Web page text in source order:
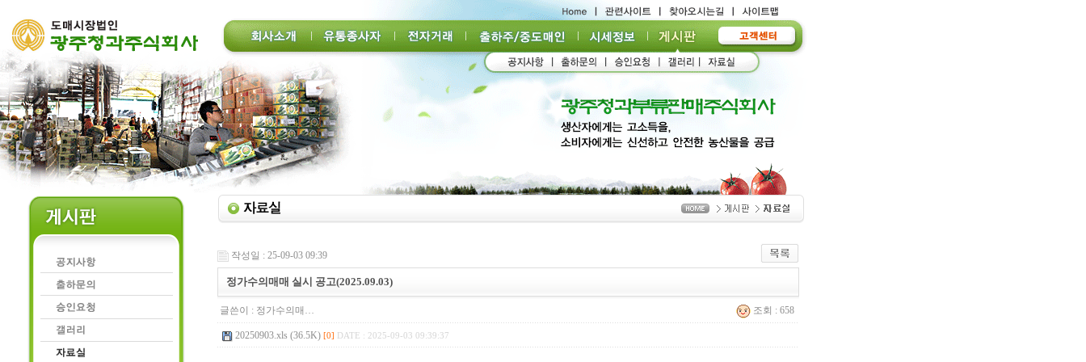
작성일 : 25-09-03 09:39
정가수의매매 실시 공고(2025.09.03)
글쓴이 : 정가수의매… 조회 : 658
20250903.xls (36.5K) [0] DATE : 2025-09-03 09:39:37